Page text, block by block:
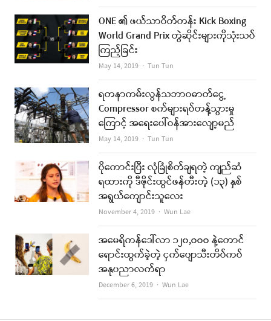
ONE ၏ ဖယ်သာဝိတ်တန်း Kick Boxing
World Grand Prix တွဲဆိုင်းများကိုသုံးသပ်
ကြည့်ခြင်း
May 14, 2019 Author
Tun Tun
ရတနာကမ်းလွန်သဘာဝဓာတ်ငွေ့
Compressor စက်များရပ်တန့်သွားမှု
ကြောင့် အရေးပေါ်ဝန်အားလျော့မည်
May 14, 2019 Author
Tun Tun
ပိုကောင်းပြီး လုံခြုံစိတ်ချရတဲ့ ကျည်ဆံ
ရထားကို ဒီဇိုင်းထွင်ဖန်တီးတဲ့ (၁၃) နှစ်
အရွယ်ကျောင်းသူလေး
November 4, 2019 Author
Wun Lae
အမေရိကန်ဒေါ်လာ ၁၂၀,၀၀၀ နဲ့တောင်
ရောင်းထွက်ခဲ့တဲ့ ငှက်ပျောသီးတိပ်ကပ်
အနုပညာလက်ရာ
December 6, 2019 Author
Wun Lae